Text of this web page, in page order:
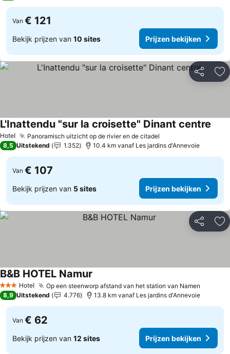
Van € 121
Bekijk prijzen van 10 sites Prijzen bekijken
Delen
Hotel Panoramisch uitzicht op de rivier en de citadel
L'Inattendu "sur la croisette" Dinant centre
8,5 Uitstekend 1.352 10.4 km vanaf Les jardins d'Annevoie
Van € 107
Bekijk prijzen van 5 sites Prijzen bekijken
Delen
3 SterrenHotel Op een steenworp afstand van het station van Namen
B&B HOTEL Namur
8,9 Uitstekend 4.776 13.8 km vanaf Les jardins d'Annevoie
Van € 62
Bekijk prijzen van 12 sites Prijzen bekijken